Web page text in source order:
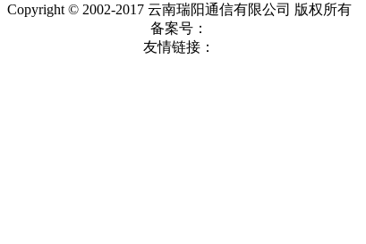
Copyright © 2002-2017 云南瑞阳通信有限公司 版权所有
备案号：
友情链接：